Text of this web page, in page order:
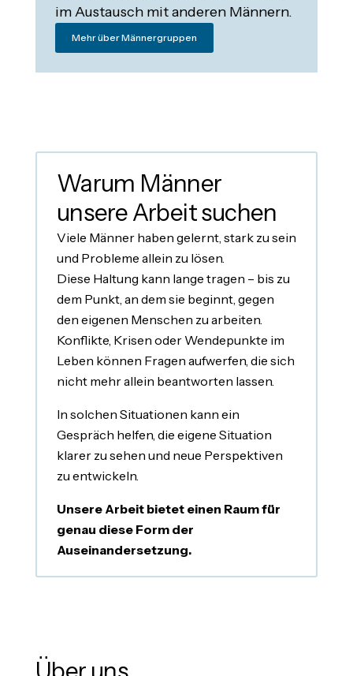
im Austausch mit anderen Männern.
Mehr über Männergruppen
Warum Männer
unsere Arbeit suchen
Viele Männer haben gelernt, stark zu sein
und Probleme allein zu lösen.
Diese Haltung kann lange tragen – bis zu
dem Punkt, an dem sie beginnt, gegen
den eigenen Menschen zu arbeiten.
Konflikte, Krisen oder Wendepunkte im
Leben können Fragen aufwerfen, die sich
nicht mehr allein beantworten lassen.
In solchen Situationen kann ein
Gespräch helfen, die eigene Situation
klarer zu sehen und neue Perspektiven
zu entwickeln.
Unsere Arbeit bietet einen Raum für
genau diese Form der
Auseinandersetzung.